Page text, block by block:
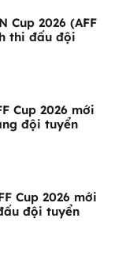
Cup 2026 (AFF
thi đấu đội
Cup 2026 mới
đội tuyển
Cup 2026 mới
đội tuyển